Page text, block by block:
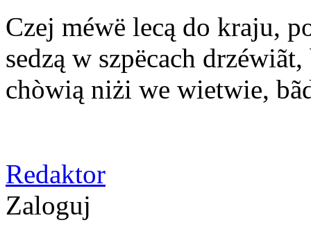
Czej méwë lecą do kraju,
sedzą w szpëcach
chòwią niżi we wietwie,
Redaktor
Zaloguj